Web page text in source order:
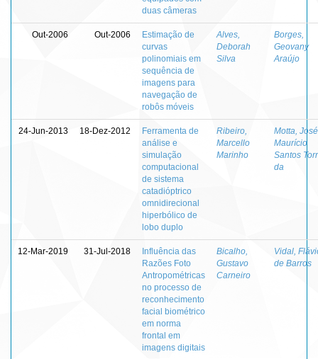
duas câmeras
Out-2006 Out-2006
Estimação de
curvas
polinomiais em
sequência de
imagens para
navegação de
robôs móveis
Alves,
Deborah
Silva
Borges,
Geovany
Araújo
24-Jun-2013 18-Dez-2012
Ferramenta de
análise e
simulação
computacional
de sistema
catadióptrico
omnidirecional
hiperbólico de
lobo duplo
Ribeiro,
Marcello
Marinho
Motta, José
Maurício
Santos
da
12-Mar-2019 31-Jul-2018
Influência das
Razões Foto
Antropométricas
no processo de
reconhecimento
facial biométrico
em norma
frontal em
imagens digitais
Bicalho,
Gustavo
Carneiro
Vidal,
de Barros